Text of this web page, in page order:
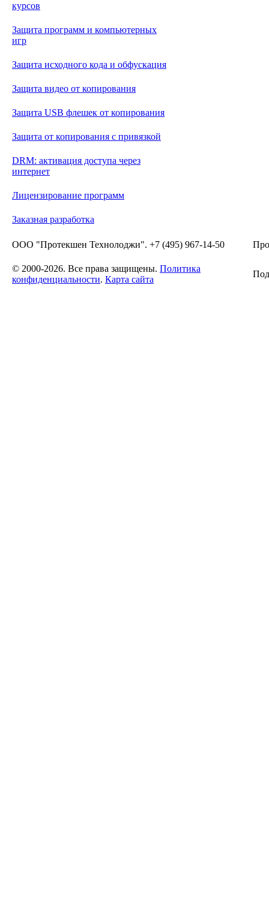
курсов
Защита программ и компьютерных
игр
Защита исходного кода и обфускация
Защита видео от копирования
Защита USB флешек от копирования
Защита от копирования с привязкой
DRM: активация доступа через
интернет
Лицензирование программ
Заказная разработка
ООО "Протекшен Технолоджи". +7 (495) 967-14-50
© 2000-2026. Все права защищены. Политика
конфиденциальности. Карта сайта